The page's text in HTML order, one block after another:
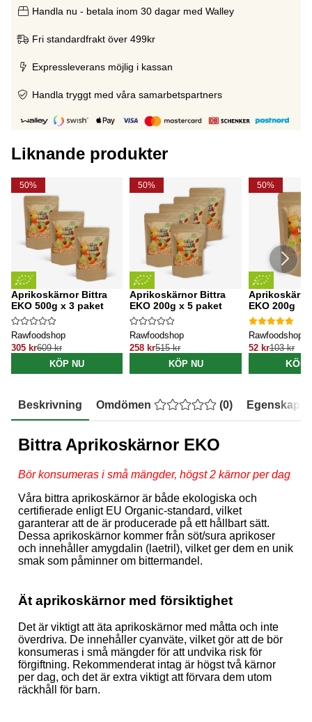
Handla nu - betala inom 30 dagar med Walley
Fri standardfrakt över 499kr
Expressleverans möjlig i kassan
Handla tryggt med våra samarbetspartners
Liknande produkter
50%
Aprikoskärnor Bittra
EKO 500g x 3 paket
Rawfoodshop
305 kr609 kr
KÖP NU
50%
Aprikoskärnor Bittra
EKO 200g x 5 paket
Rawfoodshop
258 kr515 kr
KÖP NU
50%
EKO 200g
Rawfoodshop
52 kr103 kr
KÖP
Beskrivning Omdömen (0) Egenskaper
Bittra Aprikoskärnor EKO
Bör konsumeras i små mängder, högst 2 kärnor per dag
Våra bittra aprikoskärnor är både ekologiska och
certifierade enligt EU Organic-standard, vilket
garanterar att de är producerade på ett hållbart sätt.
Dessa aprikoskärnor kommer från söt/sura aprikoser
och innehåller amygdalin (laetril), vilket ger dem en unik
smak som påminner om bittermandel.
Ät aprikoskärnor med försiktighet
Det är viktigt att äta aprikoskärnor med måtta och inte
överdriva. De innehåller cyanväte, vilket gör att de bör
konsumeras i små mängder för att undvika risk för
förgiftning. Rekommenderat intag är högst två kärnor
per dag, och det är extra viktigt att förvara dem utom
räckhåll för barn.